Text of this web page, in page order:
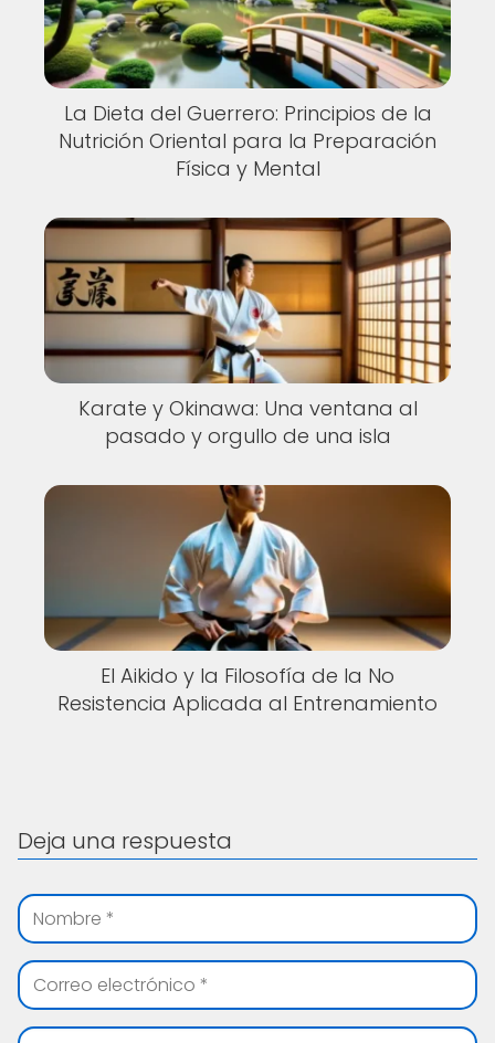
La Dieta del Guerrero: Principios de la
Nutrición Oriental para la Preparación
Física y Mental
Karate y Okinawa: Una ventana al
pasado y orgullo de una isla
El Aikido y la Filosofía de la No
Resistencia Aplicada al Entrenamiento
Deja una respuesta